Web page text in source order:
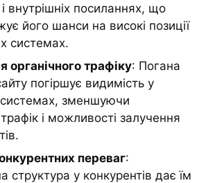
внутрішніх посиланнях, що
його шанси на високі позиції
системах.
органічного трафіку: Погана
погіршує видимість у
зменшуючи
і можливості залучення
переваг:
структура у конкурентів дає їм